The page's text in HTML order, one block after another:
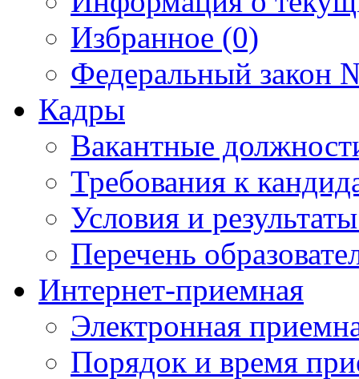
Избранное (0)
Федеральный закон
Кадры
Вакантные
Требования к
Условия и
Перечень
Интернет-приемная
Электронная
Порядок и время